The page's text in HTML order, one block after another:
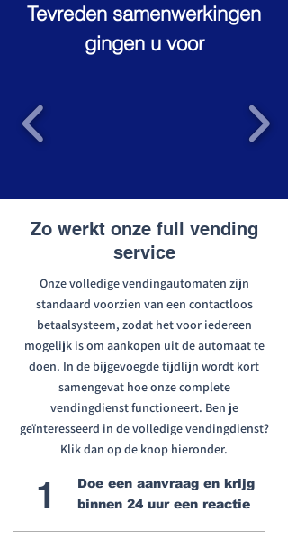
Tevreden samenwerkingen
gingen u voor
Zo werkt onze full vending
service
Onze volledige vendingautomaten zijn
standaard voorzien van een contactloos
betaalsysteem, zodat het voor iedereen
mogelijk is om aankopen uit de automaat te
doen. In de bijgevoegde tijdlijn wordt kort
samengevat hoe onze complete
vendingdienst functioneert. Ben je
geïnteresseerd in de volledige vendingdienst?
Klik dan op de knop hieronder.
1
Doe een aanvraag en krijg
binnen 24 uur een reactie